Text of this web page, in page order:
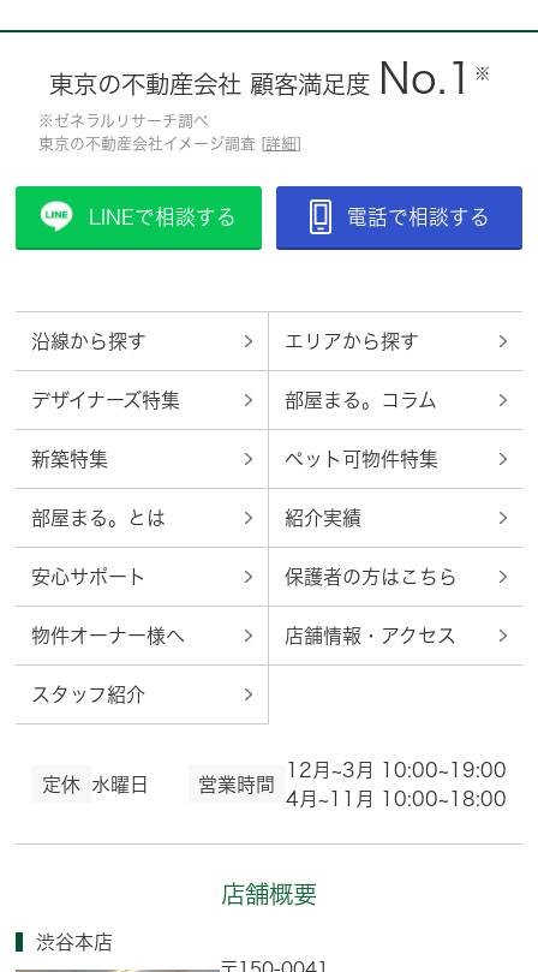
東京の不動産会社 顧客満足度 No.1 ※
※ゼネラルリサーチ調べ
東京の不動産会社イメージ調査 [ 詳細
LINEで相談する 電話で相談する
沿線から探す エリアから探す
デザイナーズ特集 部屋まる。コラム
新築特集 ペット可物件特集
部屋まる。とは 紹介実績
安心サポート 保護者の方はこちら
物件オーナー様へ 店舗情報・アクセス
スタッフ紹介
定休 水曜日 営業時間
12月~3月 10:00~19:00
4月~11月 10:00~18:00
店舗概要
渋谷本店